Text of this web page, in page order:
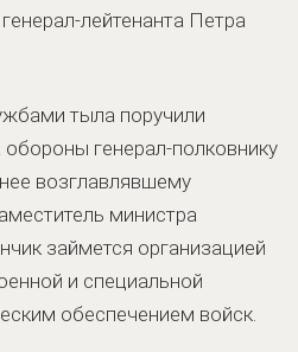
лейтенанта Петра
тыла поручили
генерал-полковнику
возглавлявшему
министра
займется организацией
и специальной
обеспечением войск.